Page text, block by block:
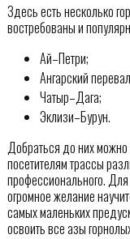
Здесь есть несколько
востребованы и
Ай–Петри;
Ангарский
Чатыр–Дага;
Эклизи–Бурун.
Добраться до них можно
посетителям трассы
профессионального. Для
огромное желание
самых маленьких
освоить все азы